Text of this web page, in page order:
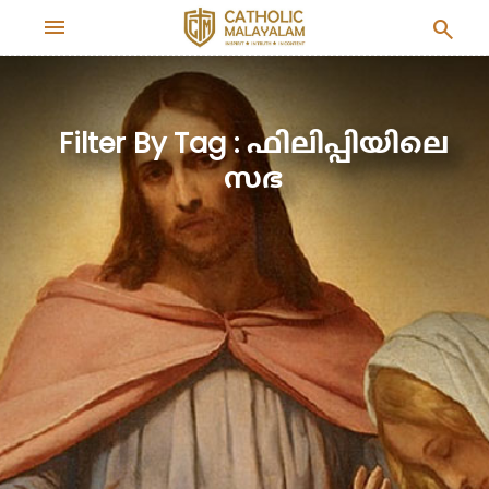
menu search
Filter By Tag : ഫിലിപ്പിയിലെ
സഭ